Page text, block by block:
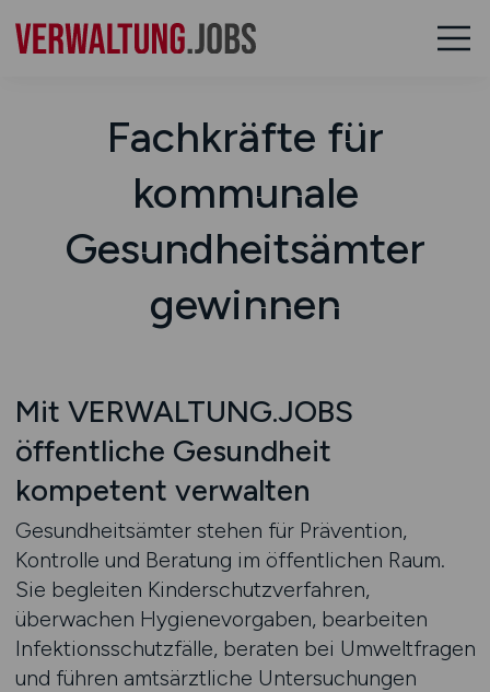
Fachkräfte für
kommunale
Gesundheitsämter
gewinnen
Mit VERWALTUNG.JOBS
öffentliche Gesundheit
kompetent verwalten
Gesundheitsämter stehen für Prävention,
Kontrolle und Beratung im öffentlichen Raum.
Sie begleiten Kinderschutzverfahren,
überwachen Hygienevorgaben, bearbeiten
Infektionsschutzfälle, beraten bei Umweltfragen
und führen amtsärztliche Untersuchungen